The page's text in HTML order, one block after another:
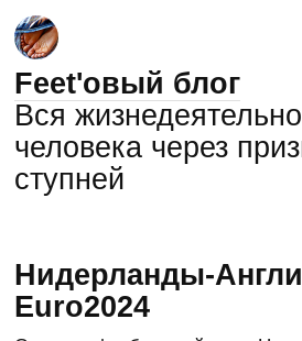
Feet'овый блог
Вся
человека через
ступней
Нидерланды-
Euro2024